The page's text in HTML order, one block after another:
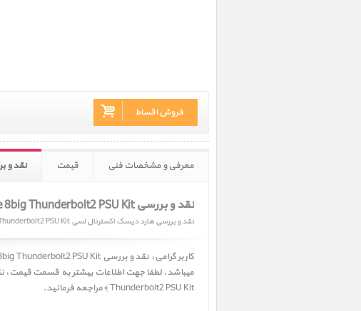
فروش اقساط
معرفی و مشخصات فنی قیمت نقد و
نقد و بررسی LaCie 8big Thunderbolt2 PSU Kit‎
نقد و بررسی هارد دیسک اکسترنال لسی 8big Thunderbolt2 PSU Kit
میباشد. لطفا جهت اطلاعات بیشتر به قسمت قیمت،
Thunderbolt2 PSU Kit ﴾ مراجعه فرمائید.